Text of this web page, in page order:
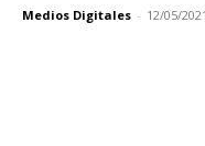
Medios Digitales - 12/05/2021